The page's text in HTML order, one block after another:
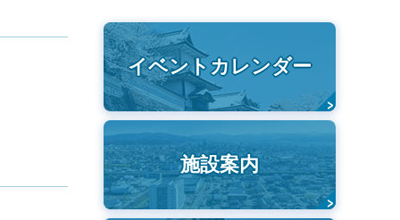
イベントカレンダー
施設案内